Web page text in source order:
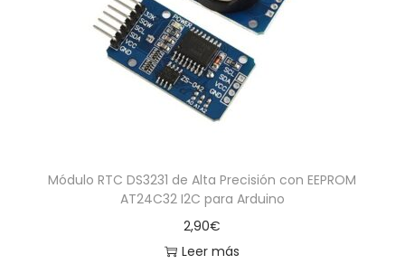
a
c
i
ó
n
i
d
o
Módulo RTC DS3231 de Alta Precisión con EEPROM
AT24C32 I2C para Arduino
2,90€
Leer más